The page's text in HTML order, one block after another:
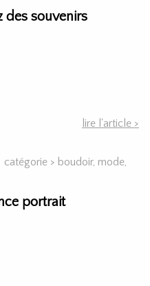
des souvenirs
lire l'article >
catégorie > boudoir, mode,
portrait